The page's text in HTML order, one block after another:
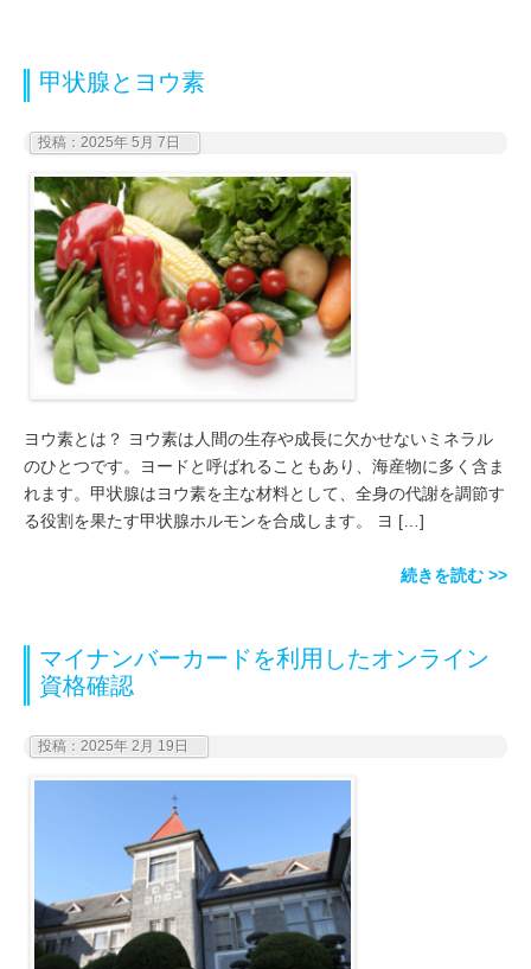
甲状腺とヨウ素
投稿：2025年 5月 7日
ヨウ素とは？ ヨウ素は人間の生存や成長に欠かせないミネラル
のひとつです。ヨードと呼ばれることもあり、海産物に多く含ま
れます。甲状腺はヨウ素を主な材料として、全身の代謝を調節す
る役割を果たす甲状腺ホルモンを合成します。 ヨ […]
続きを読む >>
マイナンバーカードを利用したオンライン
資格確認
投稿：2025年 2月 19日